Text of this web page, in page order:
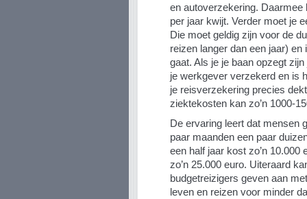
en autoverzekering. Daarmee
per jaar kwijt. Verder moet je
Die moet geldig zijn voor de
reizen langer dan een jaar)
gaat. Als je je baan opzegt
je werkgever verzekerd en is
je reisverzekering precies
ziektekosten kan zo’n 1000-
De ervaring leert dat mensen
paar maanden een paar
een half jaar kost zo’n
zo’n 25.000 euro. Uiteraard
budgetreizigers geven aan
leven en reizen voor minder